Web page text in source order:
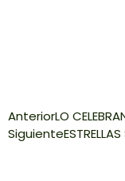
AnteriorLO
Siguiente